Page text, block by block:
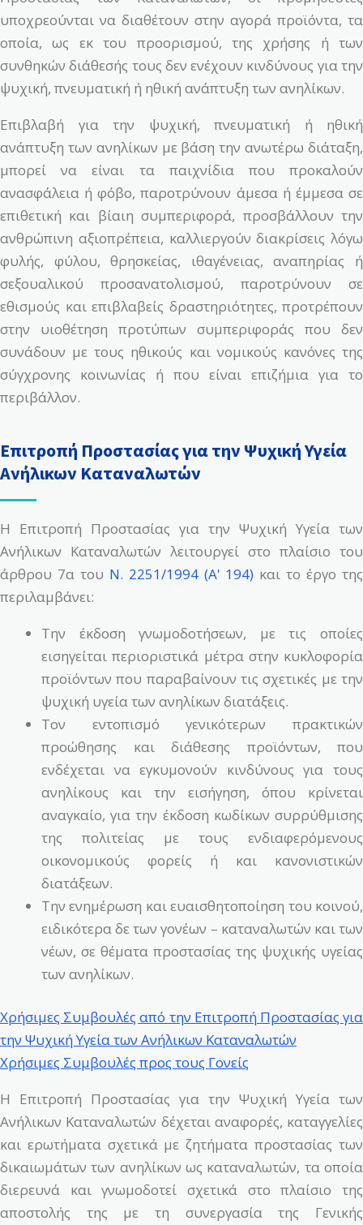
υποχρεούνται να διαθέτουν στην αγορά προϊόντα, τα
οποία, ως εκ του προορισμού, της χρήσης ή των
συνθηκών διάθεσής τους δεν ενέχουν κινδύνους για την
ψυχική, πνευματική ή ηθική ανάπτυξη των ανηλίκων.
Επιβλαβή για την ψυχική, πνευματική ή ηθική
ανάπτυξη των ανηλίκων με βάση την ανωτέρω διάταξη,
μπορεί να είναι τα παιχνίδια που προκαλούν
ανασφάλεια ή φόβο, παροτρύνουν άμεσα ή έμμεσα σε
επιθετική και βίαιη συμπεριφορά, προσβάλλουν την
ανθρώπινη αξιοπρέπεια, καλλιεργούν διακρίσεις λόγω
φυλής, φύλου, θρησκείας, ιθαγένειας, αναπηρίας ή
σεξουαλικού προσανατολισμού, παροτρύνουν σε
εθισμούς και επιβλαβείς δραστηριότητες, προτρέπουν
στην υιοθέτηση προτύπων συμπεριφοράς που δεν
συνάδουν με τους ηθικούς και νομικούς κανόνες της
σύγχρονης κοινωνίας ή που είναι επιζήμια για το
περιβάλλον.
Επιτροπή Προστασίας για την Ψυχική Υγεία
Ανήλικων Καταναλωτών
Η Επιτροπή Προστασίας για την Ψυχική Υγεία των
Ανήλικων Καταναλωτών λειτουργεί στο πλαίσιο του
άρθρου 7α του N. 2251/1994 (Α' 194) και το έργο της
περιλαμβάνει:
Την έκδοση γνωμοδοτήσεων, με τις οποίες
εισηγείται περιοριστικά μέτρα στην κυκλοφορία
προϊόντων που παραβαίνουν τις σχετικές με την
ψυχική υγεία των ανηλίκων διατάξεις.
Τον εντοπισμό γενικότερων πρακτικών
προώθησης και διάθεσης προϊόντων, που
ενδέχεται να εγκυμονούν κινδύνους για τους
ανηλίκους και την εισήγηση, όπου κρίνεται
αναγκαίο, για την έκδοση κωδίκων συρρύθμισης
της πολιτείας με τους ενδιαφερόμενους
οικονομικούς φορείς ή και κανονιστικών
διατάξεων.
Την ενημέρωση και ευαισθητοποίηση του κοινού,
ειδικότερα δε των γονέων – καταναλωτών και των
νέων, σε θέματα προστασίας της ψυχικής υγείας
των ανηλίκων.
Χρήσιμες Συμβουλές από την Επιτροπή Προστασίας για
την Ψυχική Υγεία των Ανήλικων Καταναλωτών
Χρήσιμες Συμβουλές προς τους Γονείς
Η Επιτροπή Προστασίας για την Ψυχική Υγεία των
Ανήλικων Καταναλωτών δέχεται αναφορές, καταγγελίες
και ερωτήματα σχετικά με ζητήματα προστασίας των
δικαιωμάτων των ανηλίκων ως καταναλωτών, τα οποία
διερευνά και γνωμοδοτεί σχετικά στο πλαίσιο της
αποστολής της με τη συνεργασία της Γενικής